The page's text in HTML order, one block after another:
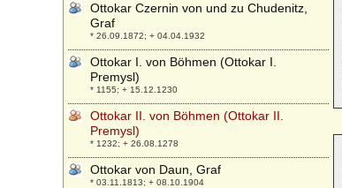
Ottokar Czernin von und zu Chudenitz,
Graf
* 26.09.1872; + 04.04.1932
Ottokar I. von Böhmen (Ottokar I.
Premysl)
* 1155; + 15.12.1230
Ottokar II. von Böhmen (Ottokar II.
Premysl)
* 1232; + 26.08.1278
Ottokar von Daun, Graf
* 03.11.1813; + 08.10.1904